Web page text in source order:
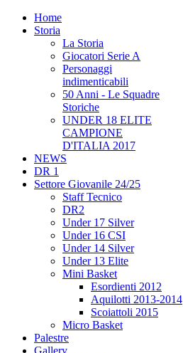
Home
Storia
La Storia
Giocatori Serie A
Personaggi
indimenticabili
50 Anni - Le Squadre
Storiche
UNDER 18 ELITE
CAMPIONE
D'ITALIA 2017
NEWS
DR 1
Settore Giovanile 24/25
Staff Tecnico
DR2
Under 17 Silver
Under 16 CSI
Under 14 Silver
Under 13 Elite
Mini Basket
Esordienti 2012
Aquilotti 2013-2014
Scoiattoli 2015
Micro Basket
Palestre
Gallery